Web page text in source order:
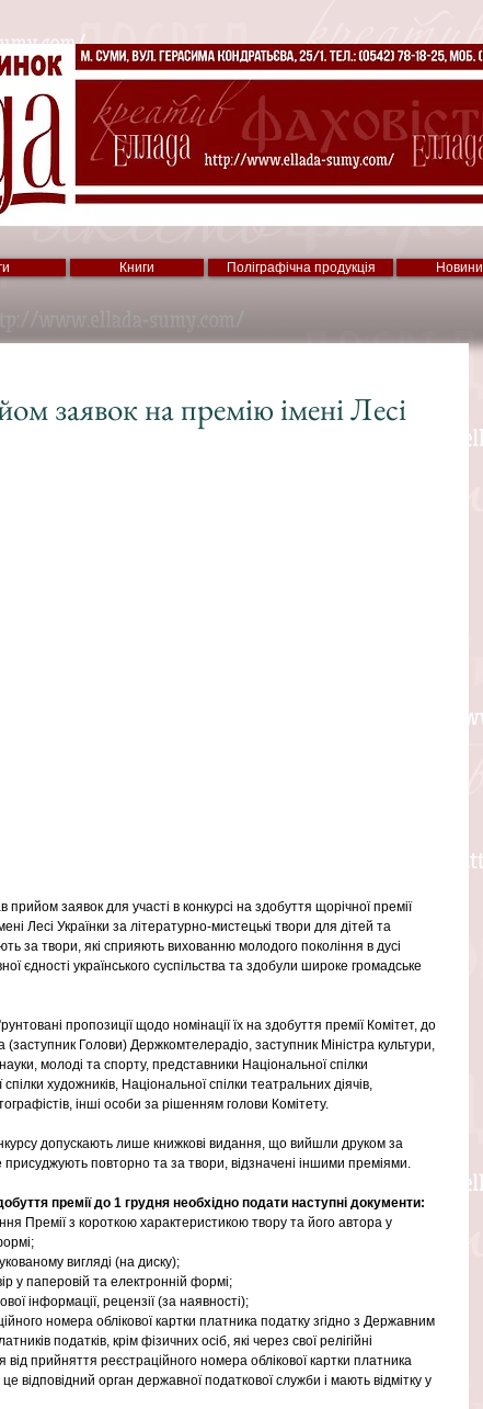
Книги Поліграфічна продукція Новини
заявок на премію імені Лесі
заявок для участі в конкурсі на здобуття щорічної премії
Лесі Українки за літературно-мистецькі твори для дітей та
за твори, які сприяють вихованню молодого покоління в дусі
єдності українського суспільства та здобули широке громадське
пропозиції щодо номінації їх на здобуття премії Комітет, до
(заступник Голови) Держкомтелерадіо, заступник Міністра культури,
молоді та спорту, представники Національної спілки
художників, Національної спілки театральних діячів,
інші особи за рішенням голови Комітету.
допускають лише книжкові видання, що вийшли друком за
присуджують повторно та за твори, відзначені іншими преміями.
премії до 1 грудня необхідно подати наступні документи:
Премії з короткою характеристикою твору та його автора у
вигляді (на диску);
у паперовій та електронній формі;
інформації, рецензії (за наявності);
номера облікової картки платника податку згідно з Державним
податків, крім фізичних осіб, які через свої релігійні
прийняття реєстраційного номера облікової картки платника
відповідний орган державної податкової служби і мають відмітку у